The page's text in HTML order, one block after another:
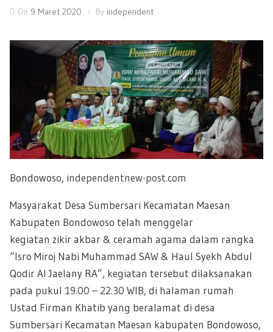
On 9 Maret 2020 By independent
Bondowoso, independentnew-post.com
Masyarakat Desa Sumbersari Kecamatan Maesan
Kabupaten Bondowoso telah menggelar
kegiatan zikir akbar & ceramah agama dalam rangka
“Isro Miroj Nabi Muhammad SAW & Haul Syekh Abdul
Qodir Al Jaelany RA”, kegiatan tersebut dilaksanakan
pada pukul 19.00 – 22.30 WIB, di halaman rumah
Ustad Firman Khatib yang beralamat di desa
Sumbersari Kecamatan Maesan kabupaten Bondowoso,